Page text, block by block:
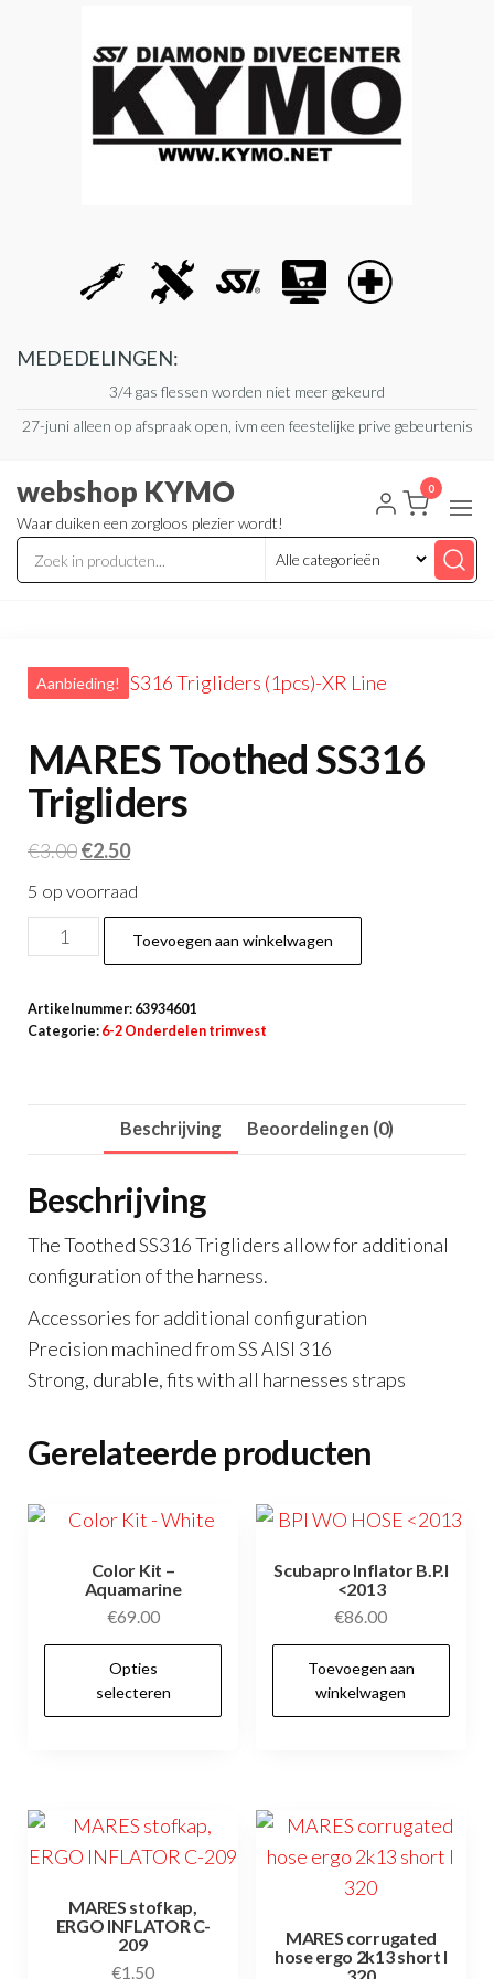
MEDEDELINGEN:
3/4 gas flessen worden niet meer gekeurd
27-juni alleen op afspraak open, ivm een feestelijke prive gebeurtenis
webshop KYMO
Waar duiken een zorgloos plezier wordt!
0
Aanbieding!
MARES Toothed SS316
Trigliders
€3.00Oorspronkelijke
was:
€2.50Huidige
prijs
is:
€2.50.
5 op voorraad
MARES
Toothed
Trigliders
Toevoegen aan winkelwagen
Artikelnummer: 63934601
Categorie: 6-2 Onderdelen trimvest
Beschrijving Beoordelingen (0)
Beschrijving
The Toothed SS316 Trigliders allow for additional
configuration of the harness.
Accessories for additional configuration
Precision machined from SS AISI 316
Strong, durable, fits with all harnesses straps
Gerelateerde producten
Color Kit –
Aquamarine
€69.00
Opties
selecteren
heeft
Deze
worden
Scubapro Inflator B.P.I
<2013
€86.00
Toevoegen aan
winkelwagen
MARES stofkap,
ERGO INFLATOR C-
209
€1.50
MARES corrugated
hose ergo 2k13 short l
320